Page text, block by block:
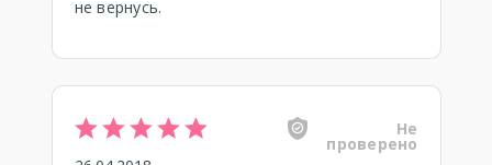
не вернусь.
Не
проверено